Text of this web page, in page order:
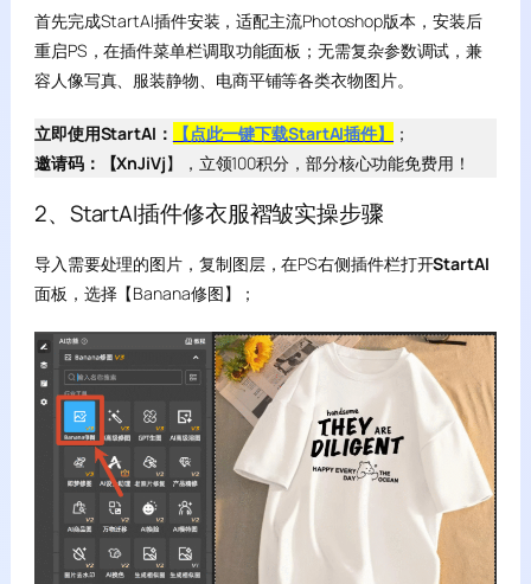
首先完成StartAI插件安装，适配主流Photoshop版本，安装后
重启PS，在插件菜单栏调取功能面板；无需复杂参数调试，兼
容人像写真、服装静物、电商平铺等各类衣物图片。
立即使用StartAI： 【点此一键下载StartAI插件】
；
邀请码：【XnJiVj】，立领100积分，部分核心功能免费用！
2、StartAI插件修衣服褶皱实操步骤
导入需要处理的图片，复制图层，在PS右侧插件栏打开StartAI
面板，选择【Banana修图】；